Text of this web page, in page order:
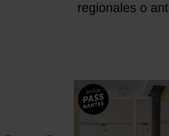
regionales o